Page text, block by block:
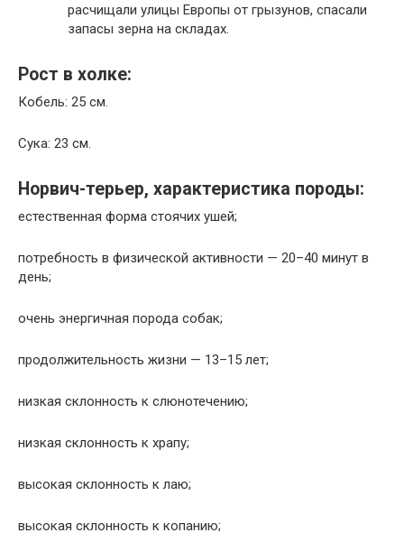
расчищали улицы Европы от грызунов, спасали
запасы зерна на складах.
Рост в холке:
Кобель: 25 см.
Сука: 23 см.
Норвич-терьер, характеристика породы:
естественная форма стоячих ушей;
потребность в физической активности — 20–40 минут в
день;
очень энергичная порода собак;
продолжительность жизни — 13–15 лет;
низкая склонность к слюнотечению;
низкая склонность к храпу;
высокая склонность к лаю;
высокая склонность к копанию;